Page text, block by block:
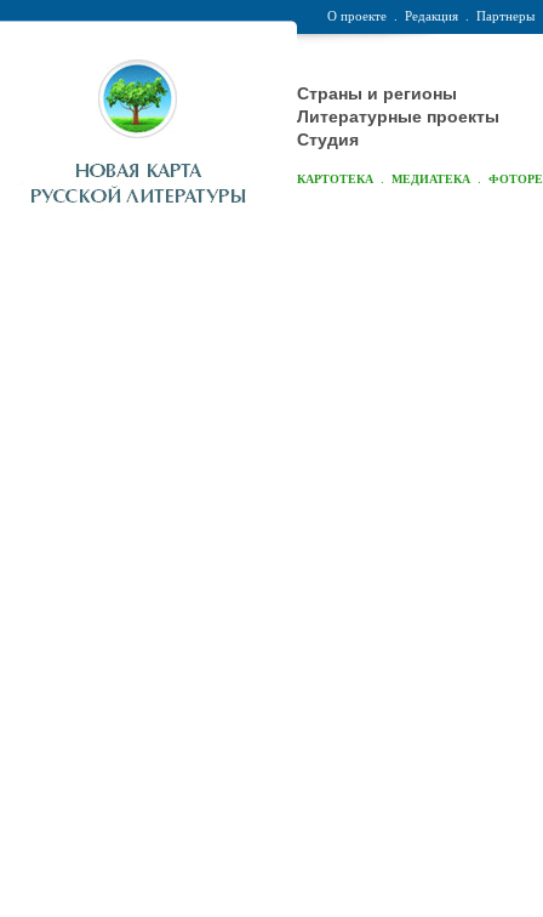
О проекте Редакция Партнеры
Страны и регионы
Литературные проекты
Студия
КАРТОТЕКА МЕДИАТЕКА